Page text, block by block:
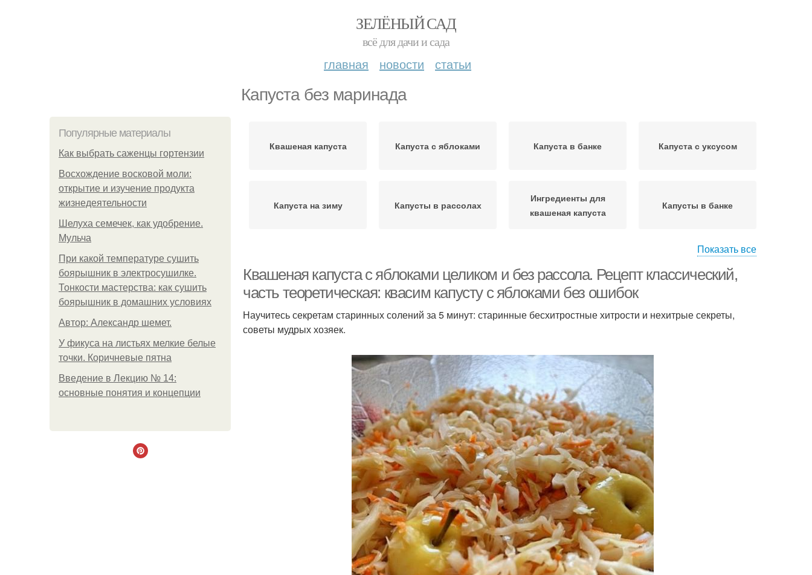
ЗЕЛЁНЫЙ САД
всё для дачи и сада
главная новости статьи
Капуста без маринада
Популярные материалы
Как выбрать саженцы гортензии
Восхождение восковой моли:
открытие и изучение продукта
жизнедеятельности
Шелуха семечек, как удобрение.
Мульча
При какой температуре сушить
боярышник в электросушилке.
Тонкости мастерства: как сушить
боярышник в домашних условиях
Автор: Александр шемет.
У фикуса на листьях мелкие белые
точки. Коричневые пятна
Введение в Лекцию № 14:
основные понятия и концепции
Квашеная капуста Капуста с яблоками Капуста в банке Капуста с уксусом
Капуста на зиму Капусты в рассолах
Ингредиенты для
квашеная капуста
Капусты в банке
Показать все
Квашеная капуста с яблоками целиком и без рассола. Рецепт классический,
часть теоретическая: квасим капусту с яблоками без ошибок
Научитесь секретам старинных солений за 5 минут: старинные бесхитростные хитрости и нехитрые секреты,
советы мудрых хозяек.